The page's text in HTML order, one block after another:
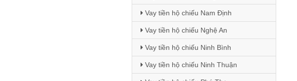
Vay tiền hộ chiếu Nam Định
Vay tiền hộ chiếu Nghệ An
Vay tiền hộ chiếu Ninh Bình
Vay tiền hộ chiếu Ninh Thuận